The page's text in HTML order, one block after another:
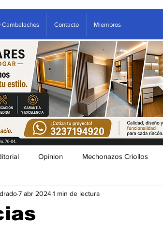
Cambalaches Contacto Miembros
Opinion Mechonazos Criollos
Estampas Arboletes
7 abr 20241 min de lectura